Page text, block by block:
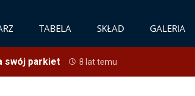
TABELA SKŁAD GALERIA
swój parkiet 8 lat temu